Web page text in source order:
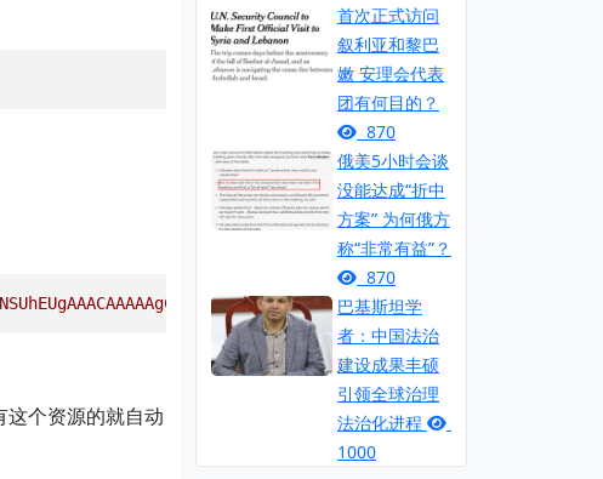
个资源的就自动
首次正式访问
叙利亚和黎巴
嫩 安理会代表
团有何目的？
870
俄美5小时会谈
没能达成“折中
方案” 为何俄方
称“非常有益”？
870
巴基斯坦学
者：中国法治
建设成果丰硕
引领全球治理
法治化进程
1000